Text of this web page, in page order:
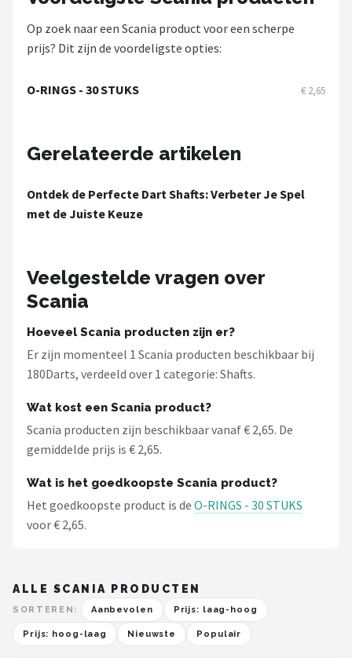
Harrows
KOTO
Alle merken →
Op zoek naar een Scania product voor een scherpe
prijs? Dit zijn de voordeligste opties:
O-RINGS - 30 STUKS € 2,65
Gerelateerde artikelen
Ontdek de Perfecte Dart Shafts: Verbeter Je Spel
met de Juiste Keuze
Veelgestelde vragen over
Scania
Hoeveel Scania producten zijn er?
Er zijn momenteel 1 Scania producten beschikbaar bij
180Darts, verdeeld over 1 categorie: Shafts.
Wat kost een Scania product?
Scania producten zijn beschikbaar vanaf € 2,65. De
gemiddelde prijs is € 2,65.
Wat is het goedkoopste Scania product?
Het goedkoopste product is de O-RINGS - 30 STUKS
voor € 2,65.
ALLE SCANIA PRODUCTEN
SORTEREN: Aanbevolen Prijs: laag-hoog
Prijs: hoog-laag Nieuwste Populair